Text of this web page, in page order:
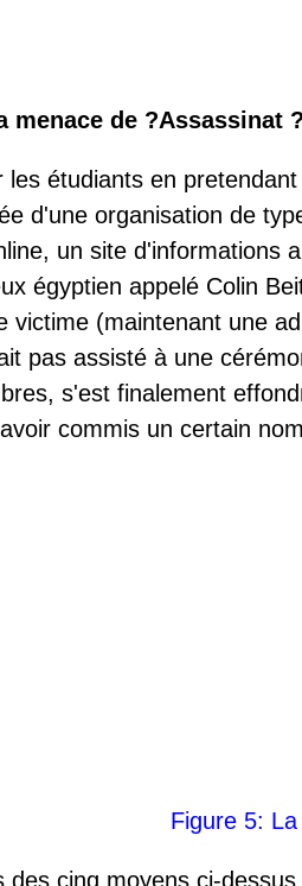
menace de ?Assassinat ?
les étudiants en
d'une organisation de
un site d'informations
égyptien appelé Colin
victime (maintenant une
pas assisté à une
s'est finalement
commis un certain
Figure 5:
des cinq moyens ci-